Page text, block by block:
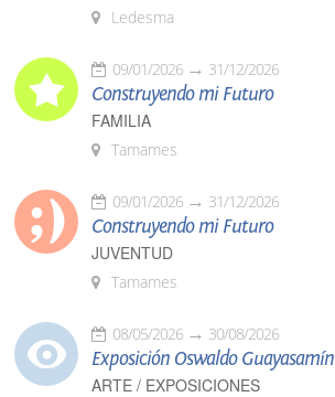
Ledesma
09/01/2026 31/12/2026
Construyendo mi Futuro
FAMILIA
Tamames
09/01/2026 31/12/2026
Construyendo mi Futuro
JUVENTUD
Tamames
08/05/2026 30/08/2026
Exposición Oswaldo Guayasamín
ARTE / EXPOSICIONES